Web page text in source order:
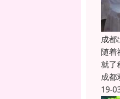
成都
随着
就了
成都
19-